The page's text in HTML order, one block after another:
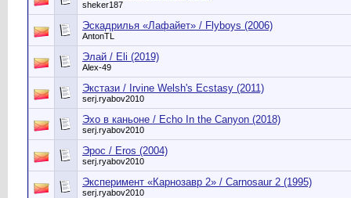
sheker187
Эскадрилья «Лафайет» / Flyboys (2006)
AntonTL
Элай / Eli (2019)
Alex-49
Экстази / Irvine Welsh's Ecstasy (2011)
serj.ryabov2010
Эхо в каньоне / Echo In the Canyon (2018)
serj.ryabov2010
Эрос / Eros (2004)
serj.ryabov2010
Эксперимент «Карнозавр 2» / Carnosaur 2 (1995)
serj.ryabov2010